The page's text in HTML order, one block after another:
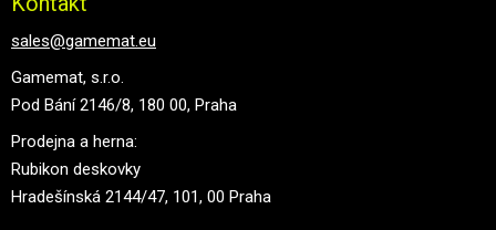
sales@gamemat.eu
Gamemat, s.r.o.
Pod Bání 2146/8, 180 00, Praha
Prodejna a herna:
Rubikon deskovky
Hradešínská 2144/47, 101, 00 Praha